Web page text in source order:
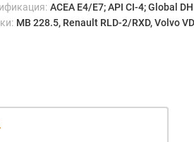
ACEA E4/E7; API CI-4; Global
MB 228.5, Renault RLD-2/RXD, Volvo